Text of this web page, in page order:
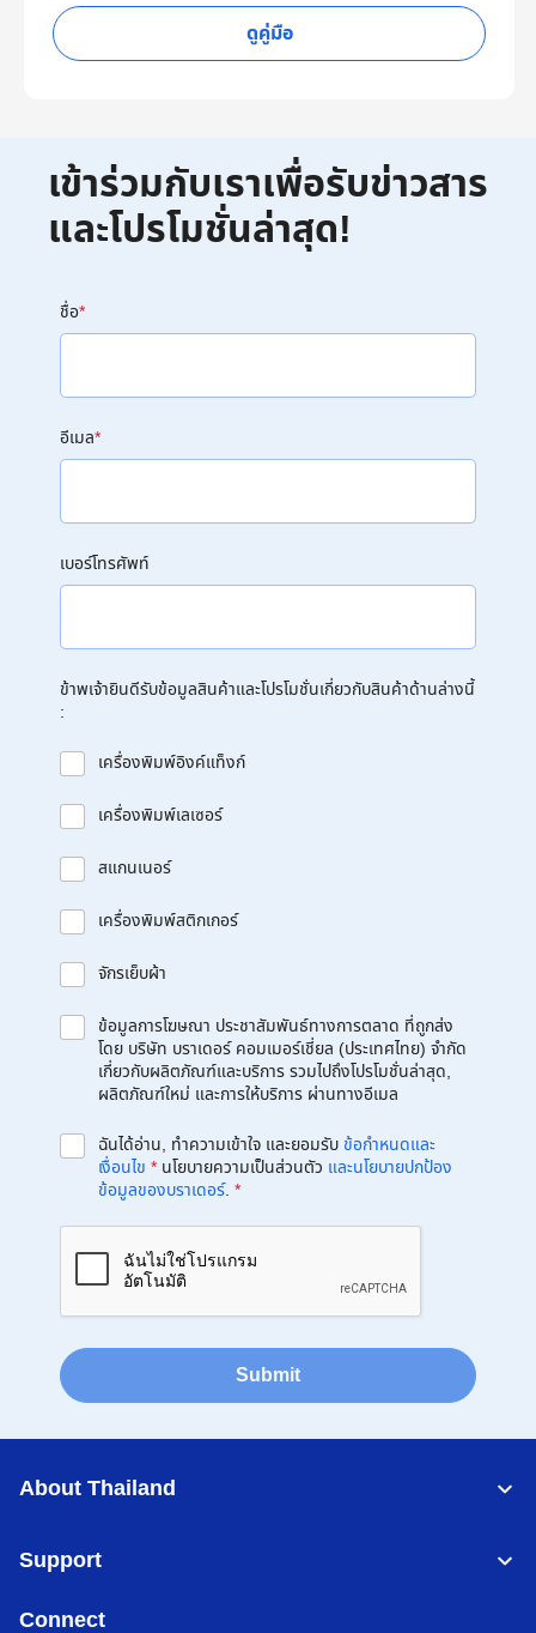
ดูคู่มือ
เข้าร่วมกับเราเพื่อรับข่าวสาร
และโปรโมชั่นล่าสุด!
ชื่อ*
อีเมล*
เบอร์โทรศัพท์
ข้าพเจ้ายินดีรับข้อมูลสินค้าและโปรโมชั่นเกี่ยวกับสินค้าด้านล่างนี้
:
เครื่องพิมพ์อิงค์แท็งก์
เครื่องพิมพ์เลเซอร์
สแกนเนอร์
เครื่องพิมพ์สติกเกอร์
จักรเย็บผ้า
ข้อมูลการโฆษณา ประชาสัมพันธ์ทางการตลาด ที่ถูกส่ง
โดย บริษัท บราเดอร์ คอมเมอร์เชี่ยล (ประเทศไทย) จำกัด
เกี่ยวกับผลิตภัณฑ์และบริการ รวมไปถึงโปรโมชั่นล่าสุด,
ผลิตภัณฑ์ใหม่ และการให้บริการ ผ่านทางอีเมล
ฉันได้อ่าน, ทำความเข้าใจ และยอมรับข้อกำหนดและ
เงื่อนไข * นโยบายความเป็นส่วนตัว และนโยบายปกป้อง
ข้อมูลของบราเดอร์. *
Submit
About Thailand
Support
Connect